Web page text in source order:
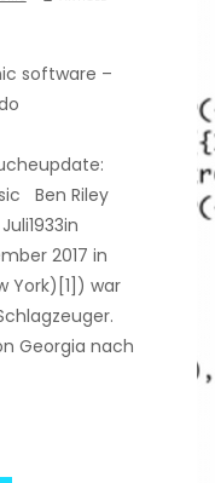
software –
Ben Riley
2017 in
York)[1]) war
Georgia nach